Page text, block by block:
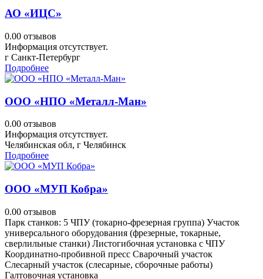
АО «ИЦС»
0.00 отзывов
Информация отсутствует.
г Санкт-Петербург
Подробнее
ООО «НПО «Металл-Ман»
0.00 отзывов
Информация отсутствует.
Челябинская обл, г Челябинск
Подробнее
ООО «МУП Кобра»
0.00 отзывов
Парк станков: 5 ЧПУ (токарно-фрезерная группа) Участок
универсального оборудования (фрезерные, токарные,
сверлильные станки) Листогибочная установка с ЧПУ
Координатно-пробивной пресс Сварочный участок
Слесарный участок (слесарные, сборочные работы)
Галтовочная установка